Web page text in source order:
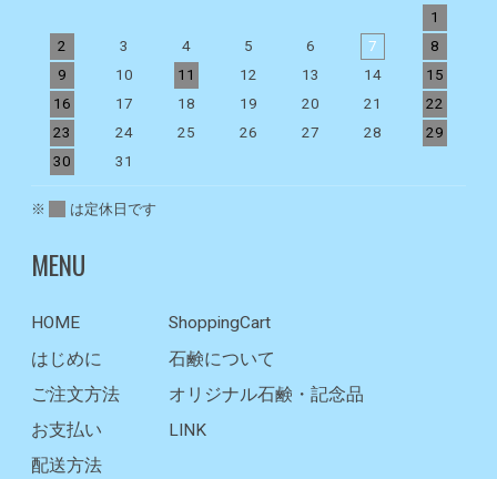
1
2
3 4 5 6 7
8
9
10 11 12 13 14
15
16
17 18 19 20 21
22
23
24 25 26 27 28
29
30
31
※ は定休日です
MENU
HOME
はじめに
ご注文方法
お支払い
ShoppingCart
石鹸について
オリジナル石鹸・記念品
LINK
配送方法